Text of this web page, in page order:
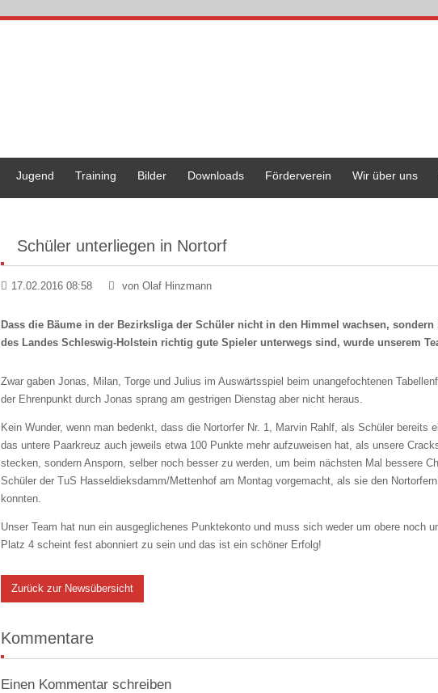
Jugend Training Bilder Downloads Förderverein Wir über uns
Schüler unterliegen in Nortorf
17.02.2016 08:58 von Olaf Hinzmann
Dass die Bäume in der Bezirksliga der Schüler nicht in den Himmel wachsen,
des Landes Schleswig-Holstein richtig gute Spieler unterwegs sind, wurde unserem
Zwar gaben Jonas, Milan, Torge und Julius im Auswärtsspiel beim unangefochtenen
der Ehrenpunkt durch Jonas sprang am gestrigen Dienstag aber nicht heraus.
Kein Wunder, wenn man bedenkt, dass die Nortorfer Nr. 1, Marvin Rahlf, als Schüler bereits
das untere Paarkreuz auch jeweils etwa 100 Punkte mehr aufzuweisen hat, als unsere
stecken, sondern Ansporn, selber noch besser zu werden, um beim nächsten Mal bessere
Schüler der TuS Hasseldieksdamm/Mettenhof am Montag vorgemacht, als sie den
konnten.
Unser Team hat nun ein ausgeglichenes Punktekonto und muss sich weder um obere noch
Platz 4 scheint fest abonniert zu sein und das ist ein schöner Erfolg!
Zurück zur Newsübersicht
Kommentare
Einen Kommentar schreiben